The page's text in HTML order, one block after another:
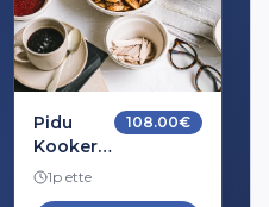
Pidu
Kookeriga
10-le
108.00€
1p ette